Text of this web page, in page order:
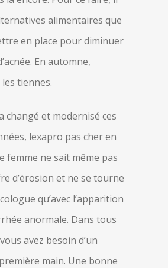
alimentaires que
en place pour diminuer
En automne,
tiennes.
changé et modernisé ces
lexapro pas cher en
femme ne sait même pas
d’érosion et ne se tourne
qu’avec l’apparition
anormale. Dans tous
avez besoin d’un
main. Une bonne